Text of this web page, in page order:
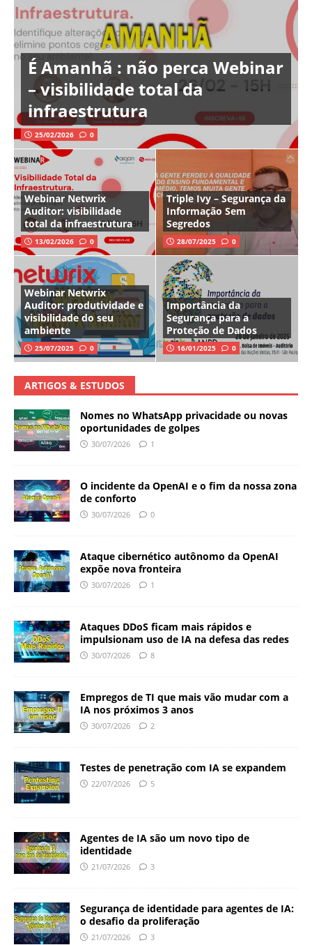
É Amanhã : não perca Webinar
– visibilidade total da
infraestrutura
25/02/2026 0
Webinar Netwrix
Auditor: visibilidade
total da infraestrutura
13/02/2026 0
Triple Ivy – Segurança da
Informação Sem
Segredos
28/07/2025 0
Webinar Netwrix
Auditor: produtividade e
visibilidade do seu
ambiente
25/07/2025 0
Importância da
Segurança para a
Proteção de Dados
16/01/2025 0
ARTIGOS & ESTUDOS
Nomes no WhatsApp privacidade ou novas
oportunidades de golpes
30/07/2026 1
O incidente da OpenAI e o fim da nossa zona
de conforto
30/07/2026 0
Ataque cibernético autônomo da OpenAI
expõe nova fronteira
30/07/2026 1
Ataques DDoS ficam mais rápidos e
impulsionam uso de IA na defesa das redes
30/07/2026 8
Empregos de TI que mais vão mudar com a
IA nos próximos 3 anos
30/07/2026 2
Testes de penetração com IA se expandem
22/07/2026 5
Agentes de IA são um novo tipo de
identidade
21/07/2026 3
Segurança de identidade para agentes de IA:
o desafio da proliferação
21/07/2026 3